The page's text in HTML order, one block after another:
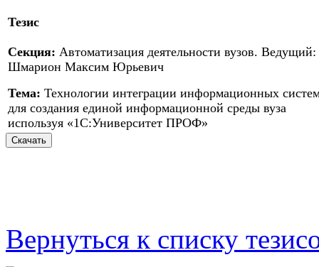
Тезис
Секция: Автоматизация деятельности вузов. Ведущий:
Шмарион Максим Юрьевич
Тема: Технологии интеграции информационных
для создания единой информационной среды вуза
используя «1С:Университет ПРОФ»
Вернуться к списку